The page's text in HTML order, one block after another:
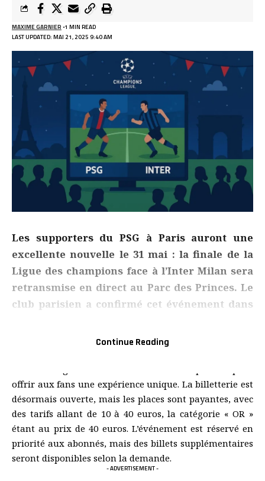
LAST UPDATED: MAI 21, 2025 9:40 AM
MAXIME GARNIER 1 MIN READ
Les supporters du PSG à Paris auront une
excellente nouvelle le 31 mai : la finale de la
Ligue des champions face à l’Inter Milan sera
retransmise en direct au Parc des Princes. Le
club parisien a confirmé cet événement dans
une ambiance digne des plus grandes soirées
offrir aux fans une expérience unique. La billetterie est
désormais ouverte, mais les places sont payantes, avec
des tarifs allant de 10 à 40 euros, la catégorie « OR »
étant au prix de 40 euros. L’événement est réservé en
priorité aux abonnés, mais des billets supplémentaires
seront disponibles selon la demande.
- ADVERTISEMENT -
Continue Reading